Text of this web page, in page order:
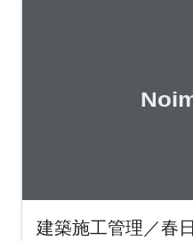
建築施工管理／春